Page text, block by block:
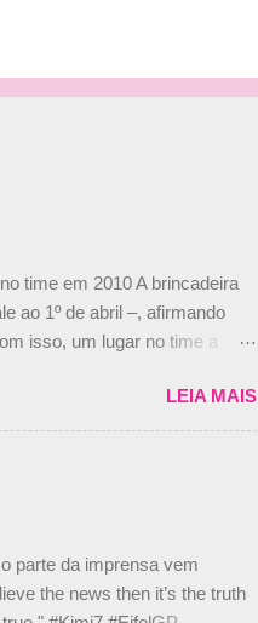
time em 2010 A brincadeira
ao 1º de abril –, afirmando
isso, um lugar no time a
Bruno Senna em 2010. "Na
de ter assinado com Bruno
nada contra o filho do
LEIA MAIS
parte da imprensa vem
the news then it’s the truth